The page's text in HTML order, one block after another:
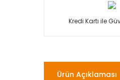
Kredi Kartı ile
Ürün Açıklaması